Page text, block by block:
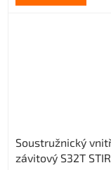
Soustružnický
závitový S32T